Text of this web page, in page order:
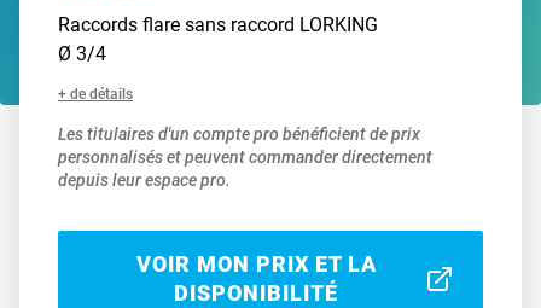
Raccords flare sans raccord LORKING
Ø 3/4
+ de détails
Les titulaires d'un compte pro bénéficient de prix
personnalisés et peuvent commander directement
depuis leur espace pro.
VOIR MON PRIX ET LA
DISPONIBILITÉ